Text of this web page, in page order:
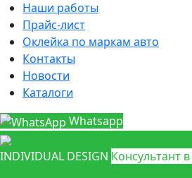
Наши работы
Прайс-лист
Оклейка по маркам авто
Контакты
Новости
Каталоги
Whatsapp
INDIVIDUAL DESIGN Консультант